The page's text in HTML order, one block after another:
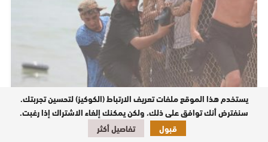
بموجب اتفاق وزيري الداخلية الإسباني والمغربي: جميع
المهاجرين الذين دخلوا سبتة بشكل غير نظامي سيُعادون
يستخدم هذا الموقع ملفات تعريف الارتباط (الكوكيز) لتحسين تجربتك.
سنفترض أنك توافق على ذلك، ولكن يمكنك إلغاء الاشتراك إذا رغبت.
قبول
تفاصيل أكثر